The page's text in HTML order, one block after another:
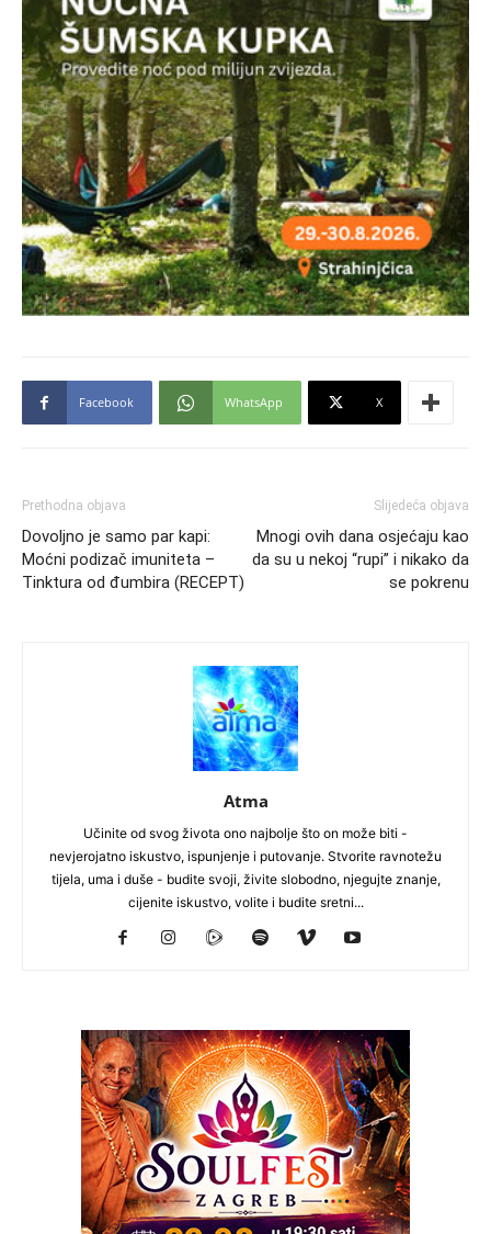
Facebook WhatsApp X
Prethodna objava
Dovoljno je samo par kapi:
Moćni podizač imuniteta –
Tinktura od đumbira (RECEPT)
Slijedeća objava
Mnogi ovih dana osjećaju kao
da su u nekoj “rupi” i nikako da
se pokrenu
Atma
Učinite od svog života ono najbolje što on može biti -
nevjerojatno iskustvo, ispunjenje i putovanje. Stvorite ravnotežu
tijela, uma i duše - budite svoji, živite slobodno, njegujte znanje,
cijenite iskustvo, volite i budite sretni...